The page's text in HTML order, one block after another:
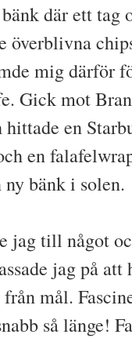
där ett
överblivna
mig därför
Gick mot
en
en
bänk i solen.
jag till något
jag på
mål.
så länge!